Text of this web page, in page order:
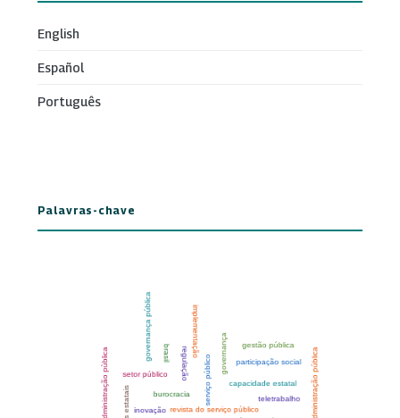
English
Español
Português
Palavras-chave